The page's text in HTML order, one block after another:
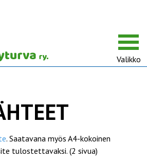
Valikko
. Saatavana myös A4-kokoinen
tulostettavaksi. (2 sivua)